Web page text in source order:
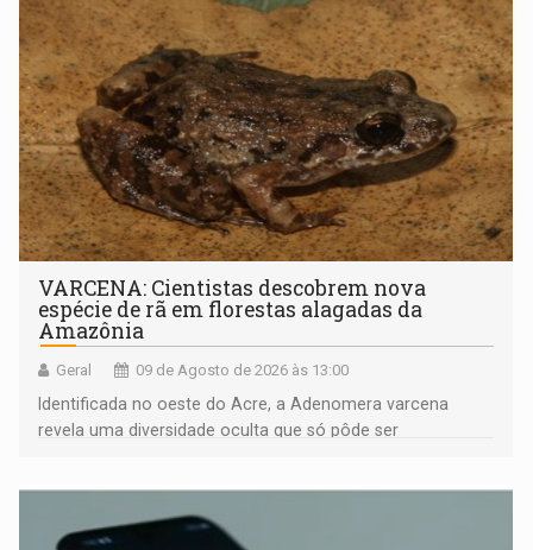
VARCENA: Cientistas descobrem nova
espécie de rã em florestas alagadas da
Amazônia
Geral 09 de Agosto de 2026 às 13:00
Identificada no oeste do Acre, a Adenomera varcena
revela uma diversidade oculta que só pôde ser